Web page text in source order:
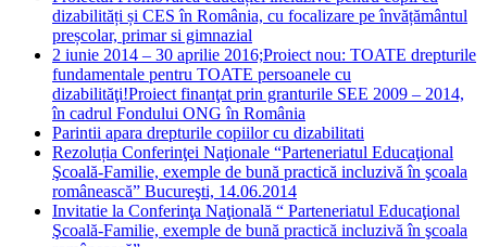
dizabilități și CES în România, cu focalizare pe învățământul
preșcolar, primar si gimnazial
2 iunie 2014 – 30 aprilie 2016;Proiect nou: TOATE drepturile
fundamentale pentru TOATE persoanele cu
dizabilităţi!Proiect finanţat prin granturile SEE 2009 – 2014,
în cadrul Fondului ONG în România
Parintii apara drepturile copiilor cu dizabilitati
Rezoluția Conferinţei Naţionale “Parteneriatul Educaţional
Şcoală-Familie, exemple de bună practică incluzivă în şcoala
românească” Bucureşti, 14.06.2014
Invitatie la Conferinţa Naţională “ Parteneriatul Educaţional
Şcoală-Familie, exemple de bună practică incluzivă în şcoala